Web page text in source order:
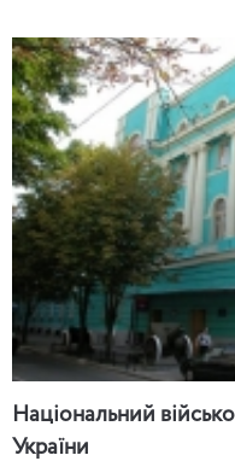
Національний
України